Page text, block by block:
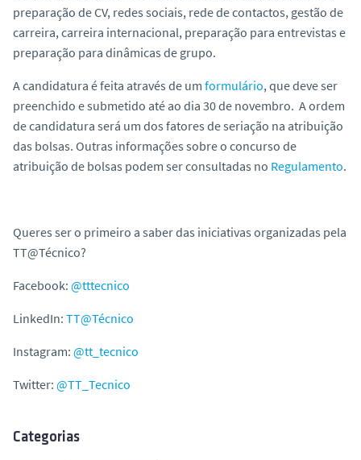
preparação de CV, redes sociais, rede de contactos, gestão de
carreira, carreira internacional, preparação para entrevistas e
preparação para dinâmicas de grupo.
A candidatura é feita através de um formulário, que deve ser
preenchido e submetido até ao dia 30 de novembro. A ordem
de candidatura será um dos fatores de seriação na atribuição
das bolsas. Outras informações sobre o concurso de
atribuição de bolsas podem ser consultadas no Regulamento.
Queres ser o primeiro a saber das iniciativas organizadas pela
TT@Técnico?
Facebook: @tttecnico
LinkedIn: TT@Técnico
Instagram: @tt_tecnico
Twitter: @TT_Tecnico
Categorias